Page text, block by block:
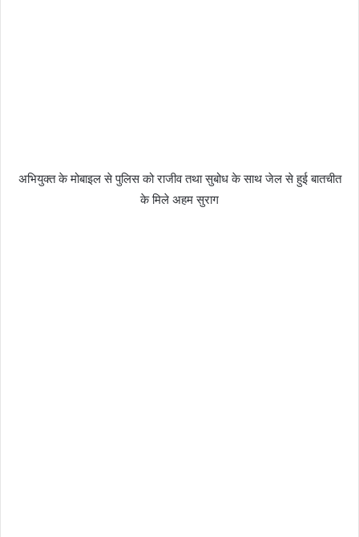
अभियुक्त के मोबाइल से पुलिस को राजीव तथा सुबोध के साथ जेल से हुई बातचीत
के मिले अहम सुराग